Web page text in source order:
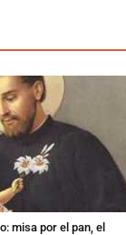
misa por el pan, el